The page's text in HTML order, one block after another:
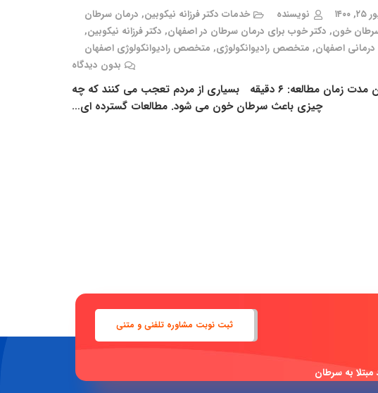
نویسنده خدمات دکتر فرزانه نیکوبین, درمان سرطان
خون, دکتر خوب برای درمان سرطان در اصفهان, دکتر فرزانه نیکوبین,
اصفهان, متخصص رادیوانکولوژی, متخصص رادیوانکولوژی اصفهان
بدون دیدگاه
دلایل سرطان خون چیست؟ درمان سرطان خون مدت زمان مطالعه: ۶ دقیقه بسیاری از مردم تعجب می کنند که چه
چیزی باعث سرطان خون می شود. مطالعات گسترده ای…
به سرطان
ثبت نوبت مشاوره تلفنی و متنی